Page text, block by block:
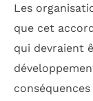
Les
que cet
qui devraient
conséquences